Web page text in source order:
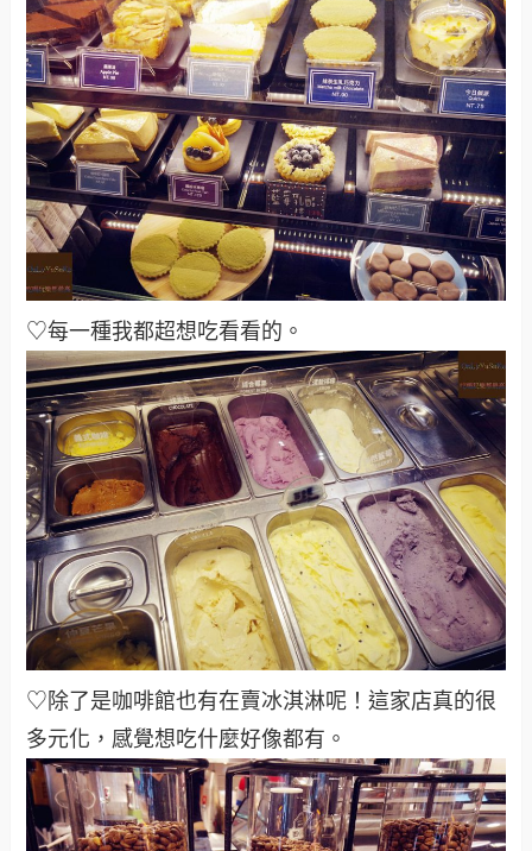
♡每一種我都超想吃看看的。
♡除了是咖啡館也有在賣冰淇淋呢！這家店真的很
多元化，感覺想吃什麼好像都有。